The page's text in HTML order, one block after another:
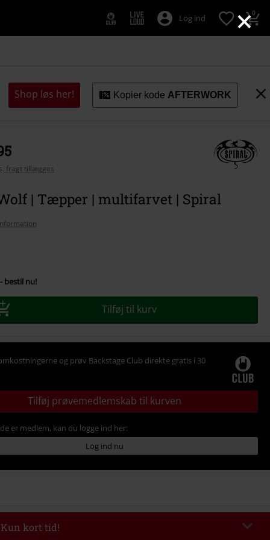
×
Log ind 0
Shop løs her! Kopier kode AFTERWORK
fragt tillægges
| Tæpper | multifarvet | Spiral
bestil nu!
Tilføj til kurv
og prøv Backstage Club direkte gratis i 30
Tilføj prøvemedlemskab til kurven
er medlem, kan du logge ind her:
Log ind nu
Kun kort tid!